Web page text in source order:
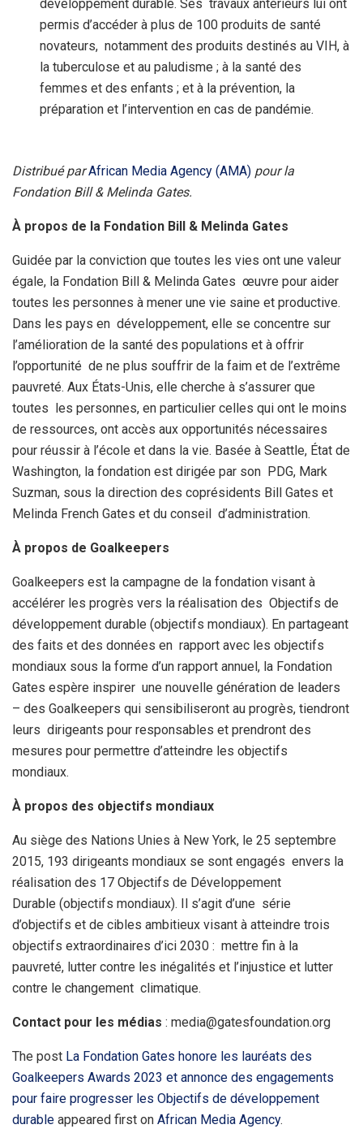
développement durable. Ses travaux antérieurs lui ont
permis d’accéder à plus de 100 produits de santé
novateurs, notamment des produits destinés au VIH, à
la tuberculose et au paludisme ; à la santé des
femmes et des enfants ; et à la prévention, la
préparation et l’intervention en cas de pandémie.
Distribué parAfrican Media Agency (AMA) pour la
Fondation Bill & Melinda Gates.
À propos de la Fondation Bill & Melinda Gates
Guidée par la conviction que toutes les vies ont une valeur
égale, la Fondation Bill & Melinda Gates œuvre pour aider
toutes les personnes à mener une vie saine et productive.
Dans les pays en développement, elle se concentre sur
l’amélioration de la santé des populations et à offrir
l’opportunité de ne plus souffrir de la faim et de l’extrême
pauvreté. Aux États-Unis, elle cherche à s’assurer que
toutes les personnes, en particulier celles qui ont le moins
de ressources, ont accès aux opportunités nécessaires
pour réussir à l’école et dans la vie. Basée à Seattle, État de
Washington, la fondation est dirigée par son PDG, Mark
Suzman, sous la direction des coprésidents Bill Gates et
Melinda French Gates et du conseil d’administration.
À propos de Goalkeepers
Goalkeepers est la campagne de la fondation visant à
accélérer les progrès vers la réalisation des Objectifs de
développement durable (objectifs mondiaux). En partageant
des faits et des données en rapport avec les objectifs
mondiaux sous la forme d’un rapport annuel, la Fondation
Gates espère inspirer une nouvelle génération de leaders
– des Goalkeepers qui sensibiliseront au progrès, tiendront
leurs dirigeants pour responsables et prendront des
mesures pour permettre d’atteindre les objectifs
mondiaux.
À propos des objectifs mondiaux
Au siège des Nations Unies à New York, le 25 septembre
2015, 193 dirigeants mondiaux se sont engagés envers la
réalisation des 17 Objectifs de Développement
Durable (objectifs mondiaux). Il s’agit d’une série
d’objectifs et de cibles ambitieux visant à atteindre trois
objectifs extraordinaires d’ici 2030 : mettre fin à la
pauvreté, lutter contre les inégalités et l’injustice et lutter
contre le changement climatique.
Contact pour les médias : media@gatesfoundation.org
The post La Fondation Gates honore les lauréats des
Goalkeepers Awards 2023 et annonce des engagements
pour faire progresser les Objectifs de développement
durable appeared first on African Media Agency.